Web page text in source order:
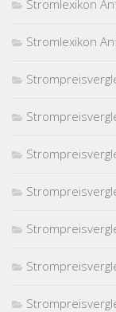
Stromlexikon
Stromlexikon